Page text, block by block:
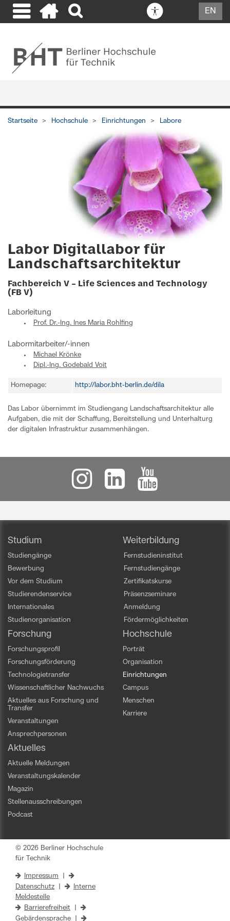
EN
Startseite Hochschule Einrichtungen Labore
Labor Digitallabor für
Landschaftsarchitektur
Fachbereich V – Life Sciences and Technology
(FB V)
Laborleitung
Prof. Dr.-Ing. Ines Maria Rohlfing
Labormitarbeiter/-innen
Michael Krönke
Dipl.-Ing. Godebald Voit
Homepage: http://labor.bht-berlin.de/dila
Das Labor übernimmt im Studiengang Landschaftsarchitektur alle
Aufgaben, die mit der Schaffung, Bereitstellung und Unterhalturg
der digitalen Infrastruktur zusammenhängen.
Studium
Studiengänge
Bewerbung
Vor dem Studium
Studierendenservice
Internationales
Studienorganisation
Weiterbildung
Fernstudieninstitut
Fernstudiengänge
Zertifikatskurse
Präsenzseminare
Anmeldung
Fördermöglichkeiten
Forschung
Forschungsprofil
Forschungsförderung
Technologietransfer
Wissenschaftlicher Nachwuchs
Aktuelles aus Forschung und
Transfer
Veranstaltungen
Ansprechpersonen
Hochschule
Porträt
Organisation
Einrichtungen
Campus
Menschen
Karriere
Aktuelles
Aktuelle Meldungen
Veranstaltungskalender
Magazin
Stellenausschreibungen
Podcast
© 2026 Berliner Hochschule
für Technik
Impressum
Datenschutz
Interne
Meldestelle
Barrierefreiheit
Gebärdensprache